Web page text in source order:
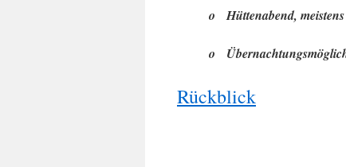
o Hüttenabend,
o
Rückblick